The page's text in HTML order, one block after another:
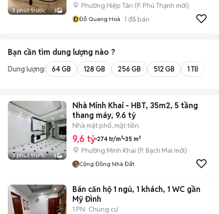
3 phút trước 3
Phường Hiệp Tân (P. Phú Thạnh mới)
ĐĐỗ Quang Hoà 1 đã bán
Bạn cần tìm dung lượng nào ?
Dung lượng: 64 GB 128 GB 256 GB 512 GB 1 TB
3 phút trước 5
Nhà Minh Khai - HBT, 35m2, 5 tầng
thang máy, 9.6 tỷ
Nhà mặt phố, mặt tiền
9,6 tỷ 274 tr/m² 35 m²
Phường Minh Khai (P. Bạch Mai mới)
Cộng Đồng Nhà Đất
Bán căn hộ 1 ngủ, 1 khách, 1 WC gần
Mỹ Đình
1 PN Chung cư